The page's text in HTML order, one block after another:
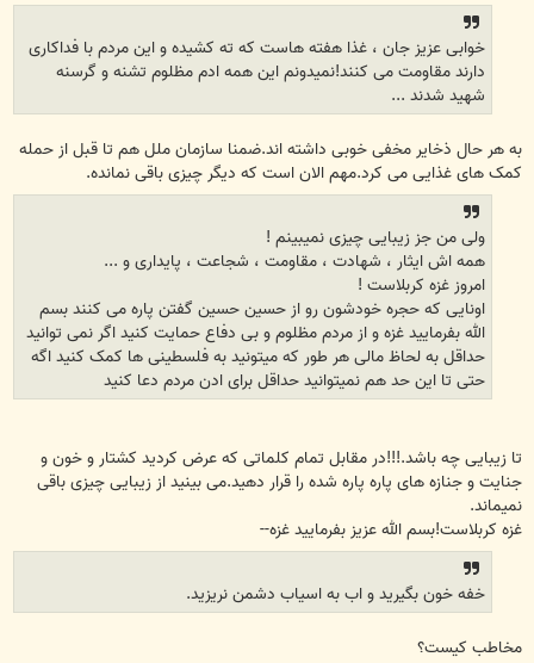
خوابی عزیز جان ، غذا هفته هاست که ته کشیده و این مردم با فداکاری
دارند مقاومت می کنند!نمیدونم این همه ادم مظلوم تشنه و گرسنه
شهید شدند ...
به هر حال ذخایر مخفی خوبی داشته اند.ضمنا سازمان ملل هم تا قبل از حمله
کمک های غذایی می کرد.مهم الان است که دیگر چیزی باقی نمانده.
ولی من جز زیبایی چیزی نمیبینم !
همه اش ایثار ، شهادت ، مقاومت ، شجاعت ، پایداری و ...
امروز غزه کربلاست !
اونایی که حجره خودشون رو از حسین حسین گفتن پاره می کنند بسم
الله بفرمایید غزه و از مردم مظلوم و بی دفاع حمایت کنید اگر نمی توانید
حداقل به لحاظ مالی هر طور که میتونید به فلسطینی ها کمک کنید اگه
حتی تا این حد هم نمیتوانید حداقل برای ادن مردم دعا کنید
تا زیبایی چه باشد.!!!در مقابل تمام کلماتی که عرض کردید کشتار و خون و
جنایت و جنازه های پاره پاره شده را قرار دهید.می بینید از زیبایی چیزی باقی
نمیماند.
غزه کربلاست!بسم الله عزیز بفرمایید غزه--
خفه خون بگیرید و اب به اسیاب دشمن نریزید.
مخاطب کیست؟